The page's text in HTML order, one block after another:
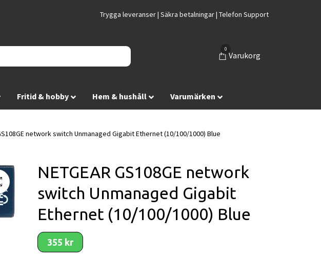
Trygga leveranser | Säkra betalningar | Telefon Support
0
Varukorg
Fritid & hobby Hem & hushåll Varumärken
network switch Unmanaged Gigabit Ethernet (10/100/1000) Blue
NETGEAR GS108GE network
switch Unmanaged Gigabit
Ethernet (10/100/1000) Blue
355 kr